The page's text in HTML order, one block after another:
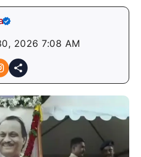
30, 2026 7:08 AM